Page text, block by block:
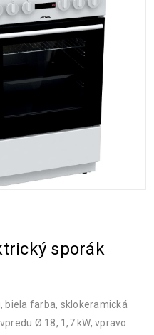
sporák
biela farba, sklokeramická
Ø 18, 1,7 kW, vpravo